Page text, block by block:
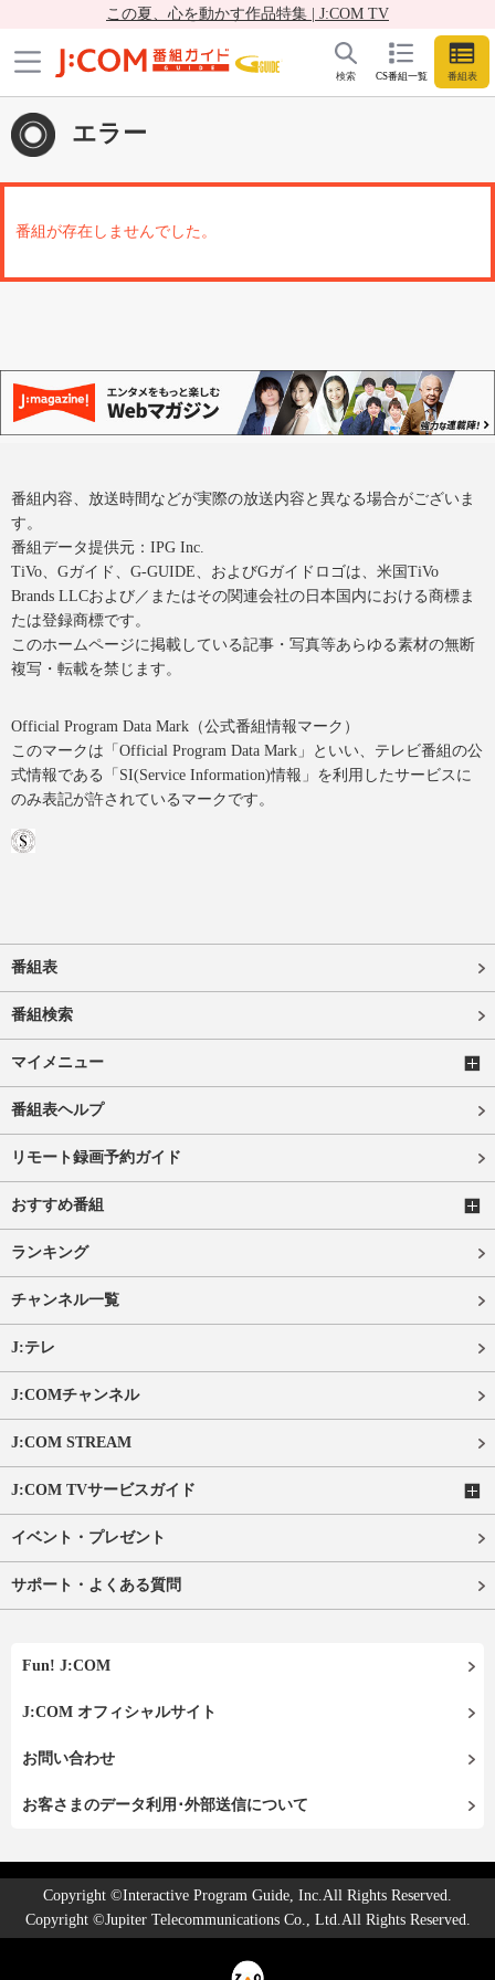
この夏、心を動かす作品特集 | J:COM TV
CS番組一覧 番組表
検索
エラー
番組が存在しませんでした。
番組内容、放送時間などが実際の放送内容と異なる場合がございま
す。
番組データ提供元：IPG Inc.
TiVo、Gガイド、G-GUIDE、およびGガイドロゴは、米国TiVo
Brands LLCおよび／またはその関連会社の日本国内における商標ま
たは登録商標です。
このホームページに掲載している記事・写真等あらゆる素材の無断
複写・転載を禁じます。
Official Program Data Mark（公式番組情報マーク）
このマークは「Official Program Data Mark」といい、テレビ番組の公
式情報である「SI(Service Information)情報」を利用したサービスに
のみ表記が許されているマークです。
番組表
番組検索
マイメニュー
番組表ヘルプ
リモート録画予約ガイド
おすすめ番組
ランキング
チャンネル一覧
J:テレ
J:COMチャンネル
J:COM STREAM
J:COM TVサービスガイド
イベント・プレゼント
サポート・よくある質問
Fun! J:COM
J:COM オフィシャルサイト
お問い合わせ
お客さまのデータ利用･外部送信について
Copyright ©Interactive Program Guide, Inc.All Rights Reserved.
Copyright ©Jupiter Telecommunications Co., Ltd.All Rights Reserved.